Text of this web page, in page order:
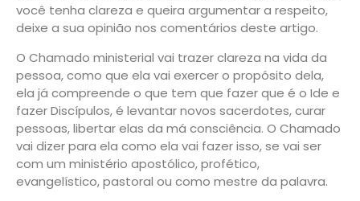
você tenha clareza e queira argumentar a respeito,
deixe a sua opinião nos comentários deste artigo.
O Chamado ministerial vai trazer clareza na vida da
pessoa, como que ela vai exercer o propósito dela,
ela já compreende o que tem que fazer que é o Ide e
fazer Discípulos, é levantar novos sacerdotes, curar
pessoas, libertar elas da má consciência. O Chamado
vai dizer para ela como ela vai fazer isso, se vai ser
com um ministério apostólico, profético,
evangelístico, pastoral ou como mestre da palavra.